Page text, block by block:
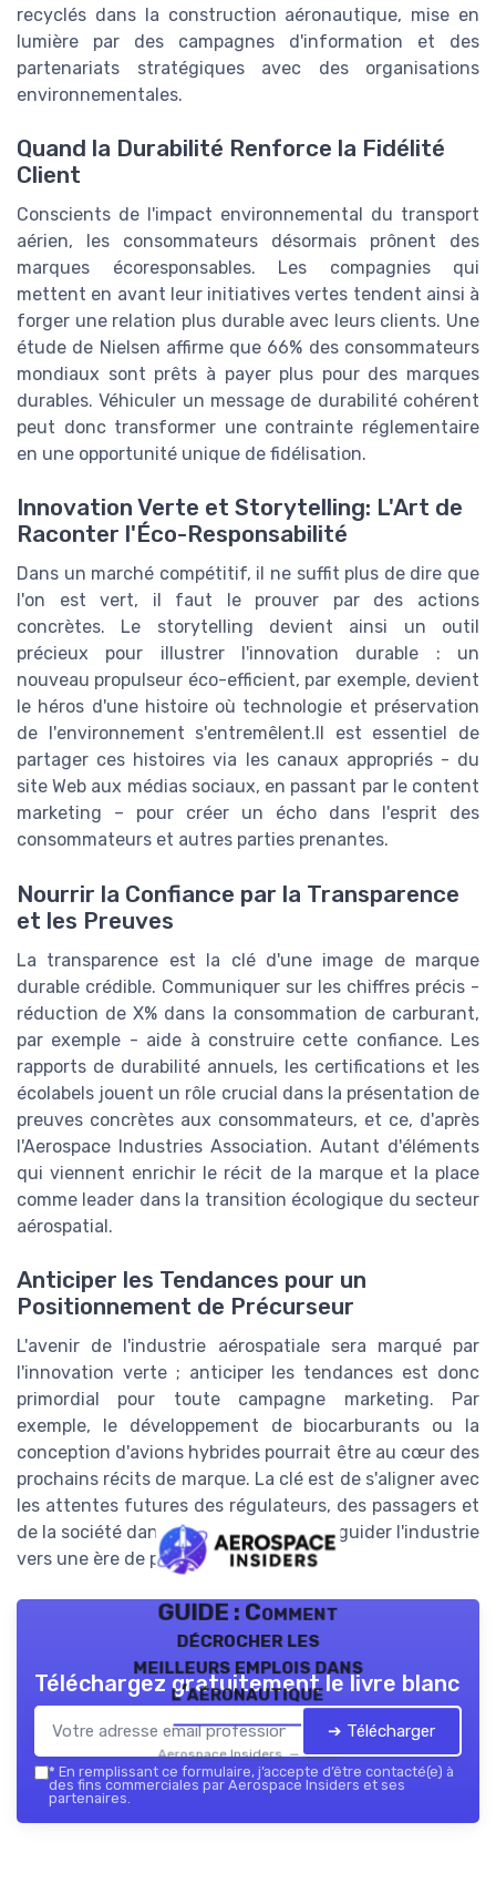
recyclés dans la construction aéronautique, mise en
lumière par des campagnes d'information et des
partenariats stratégiques avec des organisations
environnementales.
Quand la Durabilité Renforce la Fidélité
Client
Conscients de l'impact environnemental du transport
aérien, les consommateurs désormais prônent des
marques écoresponsables. Les compagnies qui
mettent en avant leur initiatives vertes tendent ainsi à
forger une relation plus durable avec leurs clients. Une
étude de Nielsen affirme que 66% des consommateurs
mondiaux sont prêts à payer plus pour des marques
durables. Véhiculer un message de durabilité cohérent
peut donc transformer une contrainte réglementaire
en une opportunité unique de fidélisation.
Innovation Verte et Storytelling: L'Art de
Raconter l'Éco-Responsabilité
Dans un marché compétitif, il ne suffit plus de dire que
l'on est vert, il faut le prouver par des actions
concrètes. Le storytelling devient ainsi un outil
précieux pour illustrer l'innovation durable : un
nouveau propulseur éco-efficient, par exemple, devient
le héros d'une histoire où technologie et préservation
de l'environnement s'entremêlent.Il est essentiel de
partager ces histoires via les canaux appropriés - du
site Web aux médias sociaux, en passant par le content
marketing – pour créer un écho dans l'esprit des
consommateurs et autres parties prenantes.
Nourrir la Confiance par la Transparence
et les Preuves
La transparence est la clé d'une image de marque
durable crédible. Communiquer sur les chiffres précis -
réduction de X% dans la consommation de carburant,
par exemple - aide à construire cette confiance. Les
rapports de durabilité annuels, les certifications et les
écolabels jouent un rôle crucial dans la présentation de
preuves concrètes aux consommateurs, et ce, d'après
l'Aerospace Industries Association. Autant d'éléments
qui viennent enrichir le récit de la marque et la place
comme leader dans la transition écologique du secteur
aérospatial.
Anticiper les Tendances pour un
Positionnement de Précurseur
L'avenir de l'industrie aérospatiale sera marqué par
l'innovation verte ; anticiper les tendances est donc
primordial pour toute campagne marketing. Par
exemple, le développement de biocarburants ou la
conception d'avions hybrides pourrait être au cœur des
prochains récits de marque. La clé est de s'aligner avec
les attentes futures des régulateurs, des passagers et
de la société dans son ensemble, pour guider l'industrie
vers une ère de prospérité plus verte.
GUIDE : Comment
décrocher les
meilleurs emplois dans
l’aéronautique
Aerospace Insiders — 2026
Téléchargez gratuitement le livre blanc
➔ Télécharger
* En remplissant ce formulaire, j’accepte d’être contacté(e) à
des fins commerciales par Aerospace Insiders et ses
partenaires.